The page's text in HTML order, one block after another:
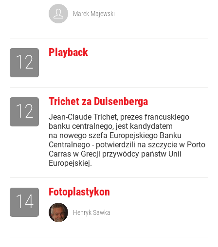
Marek Majewski
Playback
12
Trichet za Duisenberga
Jean-Claude Trichet, prezes francuskiego
banku centralnego, jest kandydatem
na nowego szefa Europejskiego Banku
Centralnego - potwierdzili na szczycie w Porto
Carras w Grecji przywódcy państw Unii
Europejskiej.
12
Fotoplastykon
14 Henryk Sawka